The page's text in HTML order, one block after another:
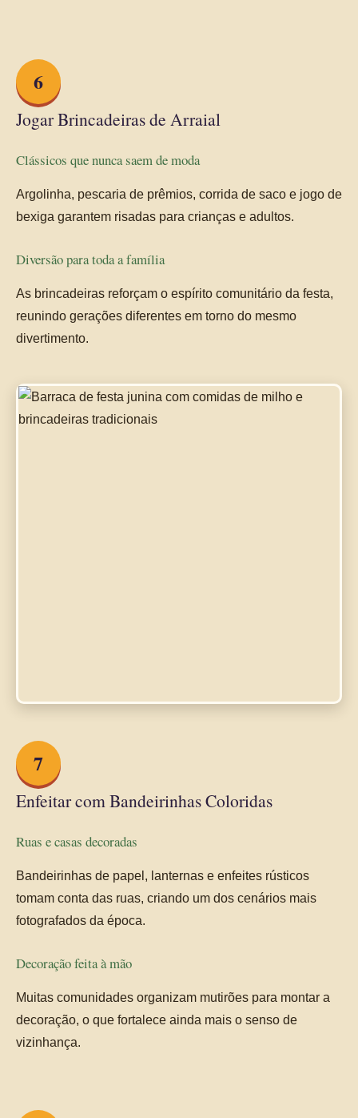
6
Jogar Brincadeiras de Arraial
Clássicos que nunca saem de moda
Argolinha, pescaria de prêmios, corrida de saco e jogo de
bexiga garantem risadas para crianças e adultos.
Diversão para toda a família
As brincadeiras reforçam o espírito comunitário da festa,
reunindo gerações diferentes em torno do mesmo
divertimento.
7
Enfeitar com Bandeirinhas Coloridas
Ruas e casas decoradas
Bandeirinhas de papel, lanternas e enfeites rústicos
tomam conta das ruas, criando um dos cenários mais
fotografados da época.
Decoração feita à mão
Muitas comunidades organizam mutirões para montar a
decoração, o que fortalece ainda mais o senso de
vizinhança.